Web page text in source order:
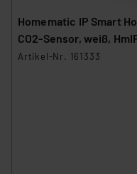
Homematic IP Smart
CO2-Sensor, weiß,
Artikel-Nr. 161333